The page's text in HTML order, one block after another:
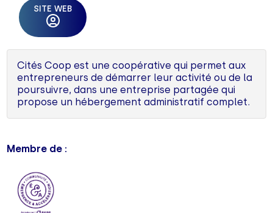
SITE WEB
Cités Coop est une coopérative qui permet aux
entrepreneurs de démarrer leur activité ou de la
poursuivre, dans une entreprise partagée qui
propose un hébergement administratif complet.
Membre de :